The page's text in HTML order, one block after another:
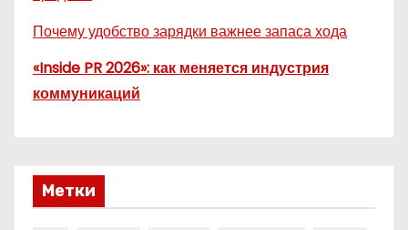
Почему удобство зарядки важнее запаса хода
«Inside PR 2026»: как меняется индустрия
коммуникаций
Метки